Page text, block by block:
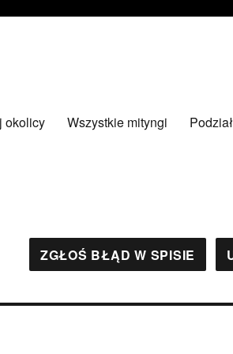
okolicy Wszystkie mityngi
ZGŁOŚ BŁĄD W SPISIE